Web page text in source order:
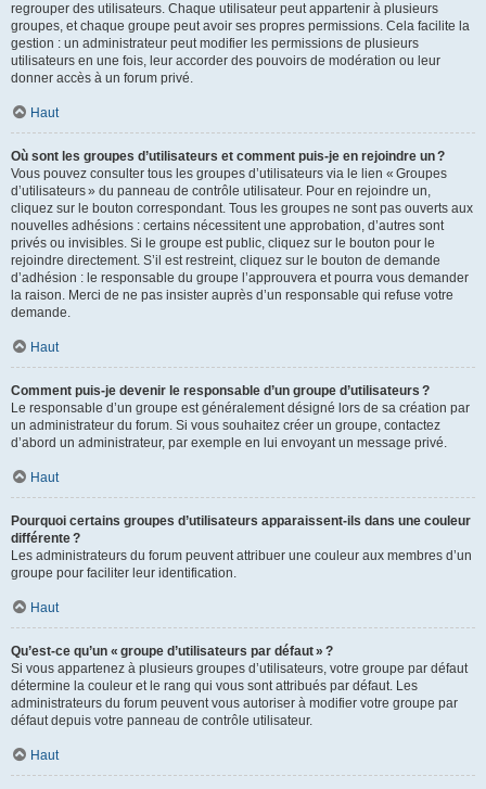
regrouper des utilisateurs. Chaque utilisateur peut appartenir à plusieurs
groupes, et chaque groupe peut avoir ses propres permissions. Cela facilite la
gestion : un administrateur peut modifier les permissions de plusieurs
utilisateurs en une fois, leur accorder des pouvoirs de modération ou leur
donner accès à un forum privé.
Haut
Où sont les groupes d’utilisateurs et comment puis-je en rejoindre un ?
Vous pouvez consulter tous les groupes d’utilisateurs via le lien « Groupes
d’utilisateurs » du panneau de contrôle utilisateur. Pour en rejoindre un,
cliquez sur le bouton correspondant. Tous les groupes ne sont pas ouverts aux
nouvelles adhésions : certains nécessitent une approbation, d’autres sont
privés ou invisibles. Si le groupe est public, cliquez sur le bouton pour le
rejoindre directement. S’il est restreint, cliquez sur le bouton de demande
d’adhésion : le responsable du groupe l’approuvera et pourra vous demander
la raison. Merci de ne pas insister auprès d’un responsable qui refuse votre
demande.
Haut
Comment puis-je devenir le responsable d’un groupe d’utilisateurs ?
Le responsable d’un groupe est généralement désigné lors de sa création par
un administrateur du forum. Si vous souhaitez créer un groupe, contactez
d’abord un administrateur, par exemple en lui envoyant un message privé.
Haut
Pourquoi certains groupes d’utilisateurs apparaissent-ils dans une couleur
différente ?
Les administrateurs du forum peuvent attribuer une couleur aux membres d’un
groupe pour faciliter leur identification.
Haut
Qu’est-ce qu’un « groupe d’utilisateurs par défaut » ?
Si vous appartenez à plusieurs groupes d’utilisateurs, votre groupe par défaut
détermine la couleur et le rang qui vous sont attribués par défaut. Les
administrateurs du forum peuvent vous autoriser à modifier votre groupe par
défaut depuis votre panneau de contrôle utilisateur.
Haut